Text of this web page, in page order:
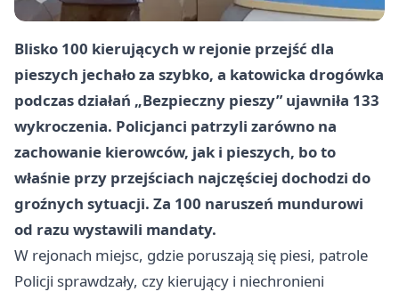
Blisko 100 kierujących w rejonie przejść dla
pieszych jechało za szybko, a katowicka drogówka
podczas działań „Bezpieczny pieszy” ujawniła 133
wykroczenia. Policjanci patrzyli zarówno na
zachowanie kierowców, jak i pieszych, bo to
właśnie przy przejściach najczęściej dochodzi do
groźnych sytuacji. Za 100 naruszeń mundurowi
od razu wystawili mandaty.
W rejonach miejsc, gdzie poruszają się piesi, patrole
Policji sprawdzały, czy kierujący i niechronieni